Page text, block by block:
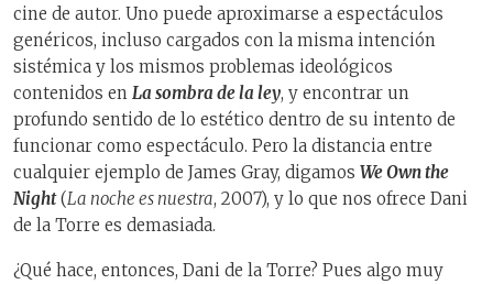
cine de autor. Uno puede aproximarse a espectáculos
genéricos, incluso cargados con la misma intención
sistémica y los mismos problemas ideológicos
contenidos en La sombra de la ley, y encontrar un
profundo sentido de lo estético dentro de su intento de
funcionar como espectáculo. Pero la distancia entre
cualquier ejemplo de James Gray, digamos We Own the
Night(La noche es nuestra, 2007), y lo que nos ofrece Dani
de la Torre es demasiada.
¿Qué hace, entonces, Dani de la Torre? Pues algo muy